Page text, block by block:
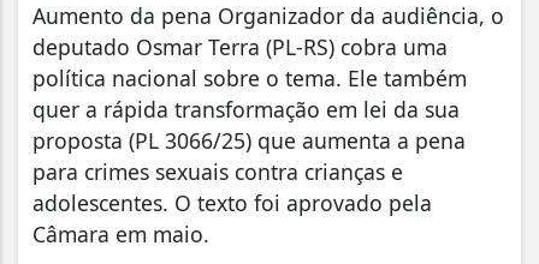
Aumento da pena Organizador da audiência, o
deputado Osmar Terra (PL-RS) cobra uma
política nacional sobre o tema. Ele também
quer a rápida transformação em lei da sua
proposta (PL 3066/25) que aumenta a pena
para crimes sexuais contra crianças e
adolescentes. O texto foi aprovado pela
Câmara em maio.